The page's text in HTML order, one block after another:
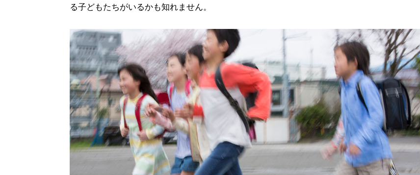
る子どもたちがいるかも知れません。